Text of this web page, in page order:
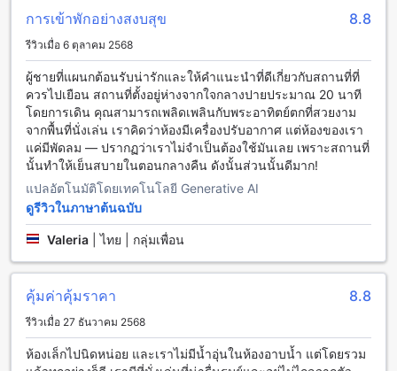
ได้สูงสุด 3 คน หรือห้องพักแบบ Double bedroom with private
bathroom ที่มีเตียงคู่ สำหรับผู้ที่ต้องการห้องพักที่มีพื้นที่กว้างขวาง
และวิวทิวทัศน์ที่สวยงาม สามารถเลือกห้องพักแบบ King Room
with Balcony ที่มีเตียงขนาดใหญ่
แมฮี้: ที่พักสุดเพรียวอยู่ในธรรมชาติที่งดงามของปาย
แมฮี้ เป็นที่พักสุดเพรียวที่ตั้งอยู่ในภูเขาที่งดงามของปาย ไทย กับ
บรรยากาศร่มรื่นและสวนสวยที่รองรับผู้เข้าพักอย่างอบอุ่น ที่นี่มี
ห้องพักที่ออกแบบอย่างพิถีพิถันและสะดวกสบาย มองเห็นวิว
ทิวทัศน์ที่สวยงามของภูเขาและป่าให้เห็นได้อย่างชัดเจน
แมฮี้ ตั้งอยู่ห่างจากตัวเมืองปายเพียง 3 กิโลเมตรเท่านั้น ทำให้ผู้
เข้าพักสามารถเดินทางไปสำรวจสถานที่ท่องเที่ยวในปายได้อย่าง
สะดวกสบาย ไม่ว่าจะเป็นน้ำตกปายหน้า วัดม่อนปิ่น หรือตลาดนัด
ปาย ที่นี่ยังมีร้านอาหารและร้านกาแฟที่น่าสนใจอีกมากมาย ทำให้
งดงามของปายได้อย่างใกล้ชิด
การเดินทางจากสนามบินใกล้เคียงไปยังเชลลิ่งฮิลล์เกสต์เฮาส์ใน
ปาย, ไทย
การเข้าพักอย่างสงบสุข 8.8
รีวิวเมื่อ 6 ตุลาคม 2568
ผู้ชายที่แผนกต้อนรับน่ารักและให้คำแนะนำที่ดีเกี่ยวกับสถานที่ที่
ควรไปเยือน สถานที่ตั้งอยู่ห่างจากใจกลางปายประมาณ 20 นาที
โดยการเดิน คุณสามารถเพลิดเพลินกับพระอาทิตย์ตกที่สวยงาม
จากพื้นที่นั่งเล่น เราคิดว่าห้องมีเครื่องปรับอากาศ แต่ห้องของเรา
แค่มีพัดลม — ปรากฏว่าเราไม่จำเป็นต้องใช้มันเลย เพราะสถานที่
นั้นทำให้เย็นสบายในตอนกลางคืน ดังนั้นส่วนนั้นดีมาก!
แปลอัตโนมัติโดยเทคโนโลยี Generative AI
ดูรีวิวในภาษาต้นฉบับ
Valeria |ไทย | กลุ่มเพื่อน
คุ้มค่าคุ้มราคา 8.8
รีวิวเมื่อ 27 ธันวาคม 2568
ห้องเล็กไปนิดหน่อย และเราไม่มีน้ำอุ่นในห้องอาบน้ำ แต่โดยรวม